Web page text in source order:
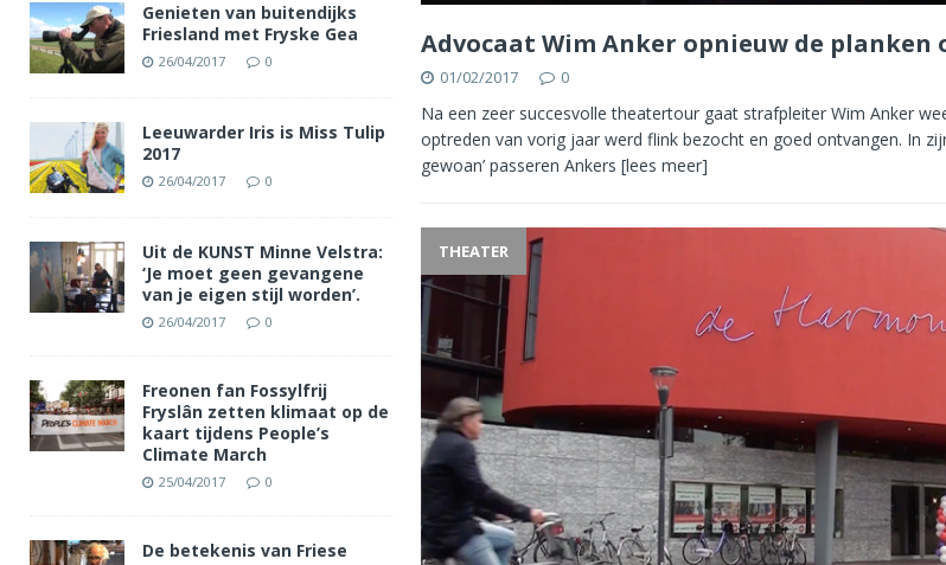
Advocaat Wim Anker opnieuw de planken
01/02/2017 0
Na een zeer succesvolle theatertour gaat strafpleiter Wim Anker
optreden van vorig jaar werd flink bezocht en goed ontvangen. In
gewoan’ passeren Ankers [lees meer]
THEATER
Genieten van buitendijks
Friesland met Fryske Gea
26/04/2017 0
Leeuwarder Iris is Miss Tulip
2017
26/04/2017 0
Uit de KUNST Minne Velstra:
‘Je moet geen gevangene
van je eigen stijl worden’.
26/04/2017 0
Freonen fan Fossylfrij
Fryslân zetten klimaat op de
kaart tijdens People’s
Climate March
25/04/2017 0
De betekenis van Friese